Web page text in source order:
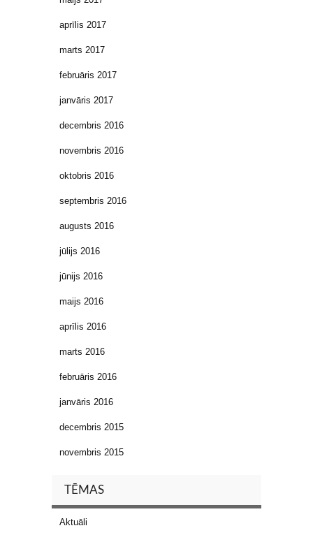
aprīlis 2017
marts 2017
februāris 2017
janvāris 2017
decembris 2016
novembris 2016
oktobris 2016
septembris 2016
augusts 2016
jūlijs 2016
jūnijs 2016
maijs 2016
aprīlis 2016
marts 2016
februāris 2016
janvāris 2016
decembris 2015
novembris 2015
TĒMAS
Aktuāli